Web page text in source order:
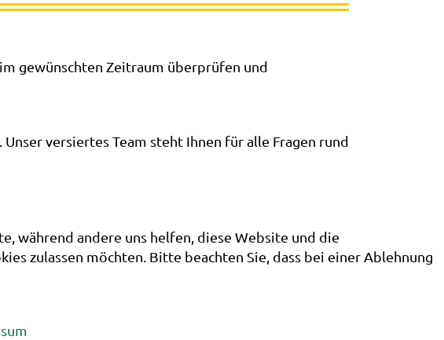
gewünschten Zeitraum überprüfen und
versiertes Team steht Ihnen für alle Fragen rund
während andere uns helfen, diese Website und die
zulassen möchten. Bitte beachten Sie, dass bei einer Ablehnung